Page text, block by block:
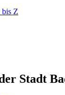
bis Z
Stadt